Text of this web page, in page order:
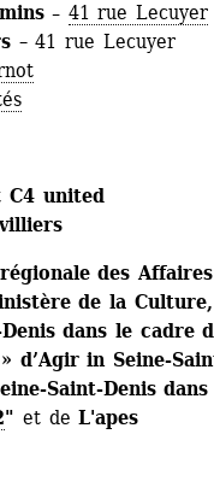
– 41 rue Lecuyer
– 41 rue Lecuyer
C4 united
des Affaires
de la Culture,
dans le cadre
d’Agir in Seine-
Saint-Denis dans
" et de L'apes